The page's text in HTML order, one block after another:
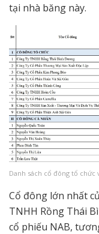
tại nhà băng này.
Danh sách cổ đông tổ chức
Cổ đông lớn nhất
TNHH Rồng Thái
cổ phiếu NAB,